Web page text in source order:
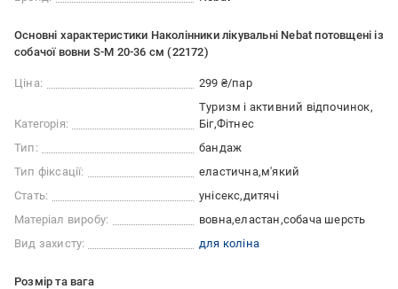
Основні характеристики Наколінники лікувальні Nebat потовщені із
собачої вовни S-M 20-36 см (22172)
Ціна: 299 ₴/пар
Категорія:
Туризм і активний відпочинок
Біг Фітнес
Тип:
бандаж
Тип фіксації:
еластична м'який
Стать:
унісекс дитячі
Матеріал виробу:
вовна еластан собача шерсть
Вид захисту:
для коліна
Розмір та вага